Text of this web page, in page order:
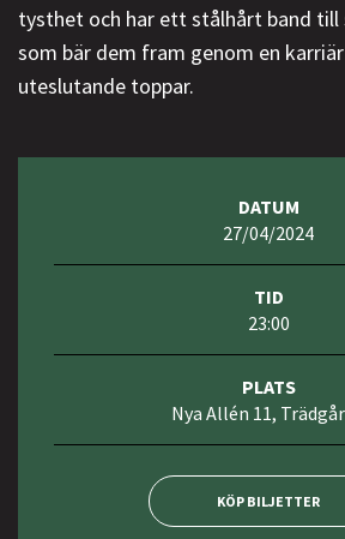
tysthet och har ett stålhårt band till
som bär dem fram genom en
uteslutande toppar.
DATUM
27/04/2024
TID
23:00
PLATS
Nya Allén 11,
KÖP BILJETTER